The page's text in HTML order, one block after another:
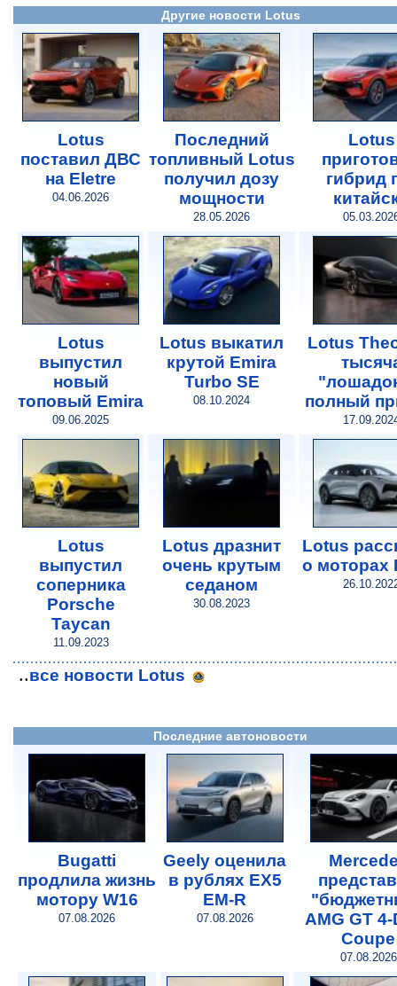
Другие новости Lotus
Lotus
поставил ДВС
на Eletre
04.06.2026
Последний
топливный Lotus
получил дозу
мощности
28.05.2026
Lotus
гибрид
Lotus
выпустил
новый
топовый Emira
09.06.2025
Lotus выкатил
крутой Emira
Turbo SE
08.10.2024
Lotus
полный
Lotus
выпустил
соперника
Porsche
Taycan
11.09.2023
Lotus дразнит
очень крутым
седаном
30.08.2023
Lotus
о моторах
..все новости Lotus
Последние автоновости
Bugatti
продлила жизнь
мотору W16
07.08.2026
Geely оценила
в рублях EX5
EM-R
07.08.2026
AMG GT
Coupe
07.08.2026